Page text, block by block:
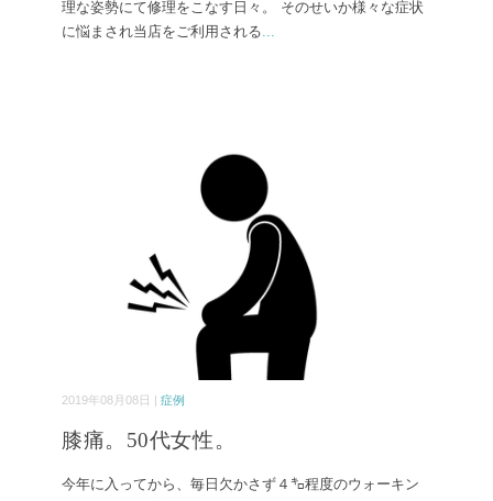
理な姿勢にて修理をこなす日々。 そのせいか様々な症状
に悩まされ当店をご利用される...
2019年08月08日 | 症例
膝痛。50代女性。
今年に入ってから、毎日欠かさず４㌔程度のウォーキン